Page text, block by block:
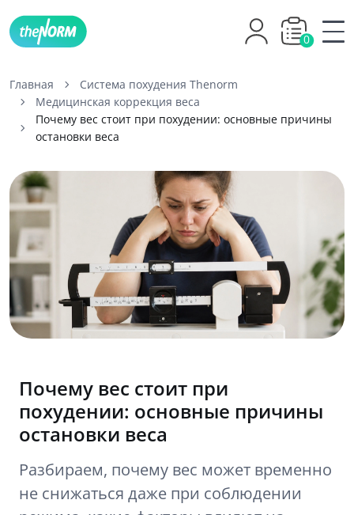
0
Главная
Система похудения Thenorm
Медицинская коррекция веса
Почему вес стоит при похудении: основные причины
остановки веса
Почему вес стоит при
похудении: основные причины
остановки веса
Разбираем, почему вес может временно
не снижаться даже при соблюдении